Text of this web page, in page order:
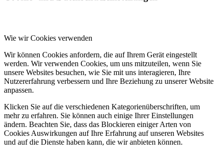
Wie wir Cookies verwenden
Wir können Cookies anfordern, die auf Ihrem Gerät eingestellt
werden. Wir verwenden Cookies, um uns mitzuteilen, wenn Sie
unsere Websites besuchen, wie Sie mit uns interagieren, Ihre
Nutzererfahrung verbessern und Ihre Beziehung zu unserer Website
anpassen.
Klicken Sie auf die verschiedenen Kategorienüberschriften, um
mehr zu erfahren. Sie können auch einige Ihrer Einstellungen
ändern. Beachten Sie, dass das Blockieren einiger Arten von
Cookies Auswirkungen auf Ihre Erfahrung auf unseren Websites
und auf die Dienste haben kann, die wir anbieten können.